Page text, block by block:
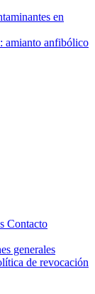
en
amianto anfibólico
Contacto
generales
de revocación